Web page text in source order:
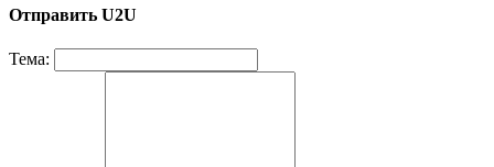
Отправить U2U
Тема: